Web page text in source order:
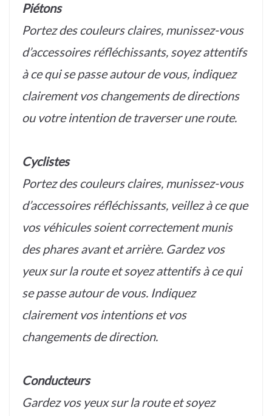
Piétons
Portez des couleurs claires, munissez-vous
d’accessoires réfléchissants, soyez attentifs
à ce qui se passe autour de vous, indiquez
clairement vos changements de directions
ou votre intention de traverser une route.
Cyclistes
Portez des couleurs claires, munissez-vous
d’accessoires réfléchissants, veillez à ce que
vos véhicules soient correctement munis
des phares avant et arrière. Gardez vos
yeux sur la route et soyez attentifs à ce qui
se passe autour de vous. Indiquez
clairement vos intentions et vos
changements de direction.
Conducteurs
Gardez vos yeux sur la route et soyez